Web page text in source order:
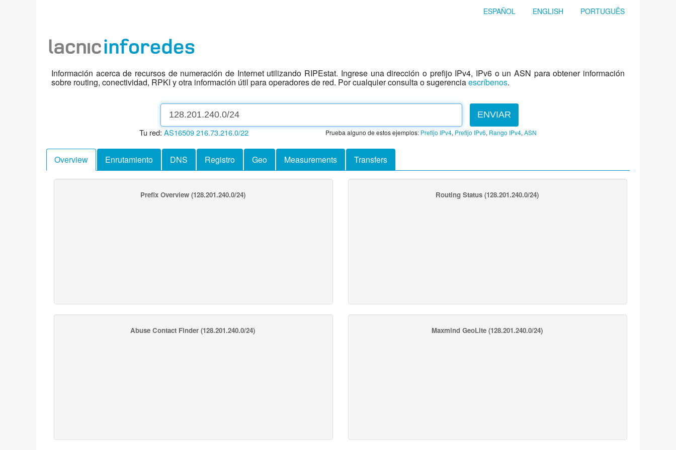
ESPAÑOL ENGLISH PORTUGUÊS
Información acerca de recursos de numeración de Internet utilizando RIPEstat. Ingrese una dirección o prefijo IPv4, IPv6 o un ASN para obtener información
sobre routing, conectividad, RPKI y otra información útil para operadores de red. Por cualquier consulta o sugerenciaescríbenos.
ENVIAR
Tu red: AS16509216.73.216.0/22 Prueba alguno de estos ejemplos: Prefijo IPv4, Prefijo IPv6, Rango IPv4, ASN
Overview Enrutamiento DNS Registro Geo Measurements Transfers
Prefix Overview(128.201.240.0/24) Routing Status(128.201.240.0/24)
Abuse Contact Finder (128.201.240.0/24) Maxmind GeoLite(128.201.240.0/24)